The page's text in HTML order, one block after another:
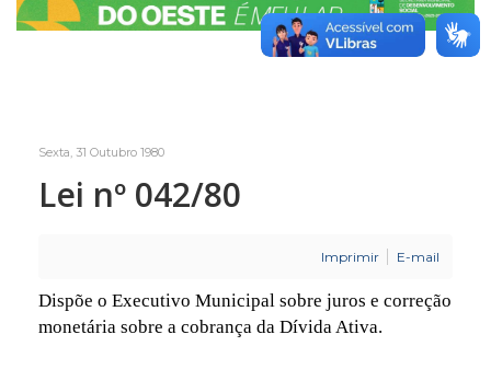
Sexta, 31 Outubro 1980
Lei nº 042/80
Imprimir E-mail
Dispõe o Executivo Municipal sobre juros e correção
monetária sobre a cobrança da Dívida Ativa.